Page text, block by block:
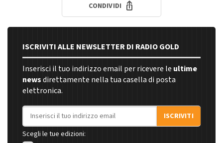
CONDIVIDI
ISCRIVITI ALLE NEWSLETTER DI RADIO GOLD
Inserisci il tuo indirizzo email per ricevere le ultime
newsdirettamente nella tua casella di posta
elettronica.
Indirizzo email
ISCRIVITI
Scegli le tue edizioni: